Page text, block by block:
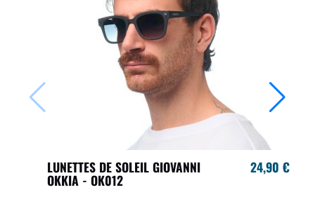
LUNETTES DE SOLEIL GIOVANNI
OKKIA - OK012
24,90 €